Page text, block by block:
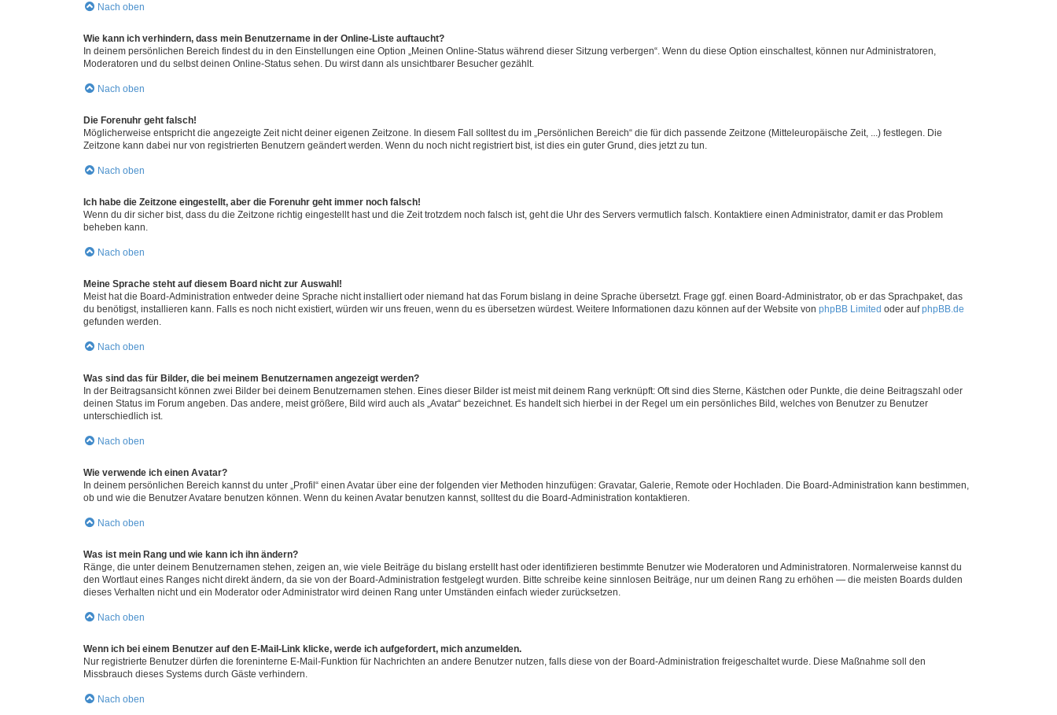
Nach oben
Wie kann ich verhindern, dass mein Benutzername in der Online-Liste auftaucht?
In deinem persönlichen Bereich findest du in den Einstellungen eine Option „Meinen Online-Status während dieser Sitzung verbergen“. Wenn du diese Option einschaltest, können nur Administratoren,
Moderatoren und du selbst deinen Online-Status sehen. Du wirst dann als unsichtbarer Besucher gezählt.
Nach oben
Die Forenuhr geht falsch!
Möglicherweise entspricht die angezeigte Zeit nicht deiner eigenen Zeitzone. In diesem Fall solltest du im „Persönlichen Bereich“ die für dich passende Zeitzone (Mitteleuropäische Zeit, ...) festlegen. Die
Zeitzone kann dabei nur von registrierten Benutzern geändert werden. Wenn du noch nicht registriert bist, ist dies ein guter Grund, dies jetzt zu tun.
Nach oben
Ich habe die Zeitzone eingestellt, aber die Forenuhr geht immer noch falsch!
Wenn du dir sicher bist, dass du die Zeitzone richtig eingestellt hast und die Zeit trotzdem noch falsch ist, geht die Uhr des Servers vermutlich falsch. Kontaktiere einen Administrator, damit er das Problem
beheben kann.
Nach oben
Meine Sprache steht auf diesem Board nicht zur Auswahl!
Meist hat die Board-Administration entweder deine Sprache nicht installiert oder niemand hat das Forum bislang in deine Sprache übersetzt. Frage ggf. einen Board-Administrator, ob er das Sprachpaket, das
du benötigst, installieren kann. Falls es noch nicht existiert, würden wir uns freuen, wenn du es übersetzen würdest. Weitere Informationen dazu können auf der Website von phpBB Limited oder aufphpBB.de
gefunden werden.
Nach oben
Was sind das für Bilder, die bei meinem Benutzernamen angezeigt werden?
In der Beitragsansicht können zwei Bilder bei deinem Benutzernamen stehen. Eines dieser Bilder ist meist mit deinem Rang verknüpft: Oft sind dies Sterne, Kästchen oder Punkte, die deine Beitragszahl oder
deinen Status im Forum angeben. Das andere, meist größere, Bild wird auch als „Avatar“ bezeichnet. Es handelt sich hierbei in der Regel um ein persönliches Bild, welches von Benutzer zu Benutzer
unterschiedlich ist.
Nach oben
Wie verwende ich einen Avatar?
In deinem persönlichen Bereich kannst du unter „Profil“ einen Avatar über eine der folgenden vier Methoden hinzufügen: Gravatar, Galerie, Remote oder Hochladen. Die Board-Administration kann bestimmen,
ob und wie die Benutzer Avatare benutzen können. Wenn du keinen Avatar benutzen kannst, solltest du die Board-Administration kontaktieren.
Nach oben
Was ist mein Rang und wie kann ich ihn ändern?
Ränge, die unter deinem Benutzernamen stehen, zeigen an, wie viele Beiträge du bislang erstellt hast oder identifizieren bestimmte Benutzer wie Moderatoren und Administratoren. Normalerweise kannst du
den Wortlaut eines Ranges nicht direkt ändern, da sie von der Board-Administration festgelegt wurden. Bitte schreibe keine sinnlosen Beiträge, nur um deinen Rang zu erhöhen — die meisten Boards dulden
dieses Verhalten nicht und ein Moderator oder Administrator wird deinen Rang unter Umständen einfach wieder zurücksetzen.
Nach oben
Wenn ich bei einem Benutzer auf den E-Mail-Link klicke, werde ich aufgefordert, mich anzumelden.
Nur registrierte Benutzer dürfen die foreninterne E-Mail-Funktion für Nachrichten an andere Benutzer nutzen, falls diese von der Board-Administration freigeschaltet wurde. Diese Maßnahme soll den
Missbrauch dieses Systems durch Gäste verhindern.
Nach oben